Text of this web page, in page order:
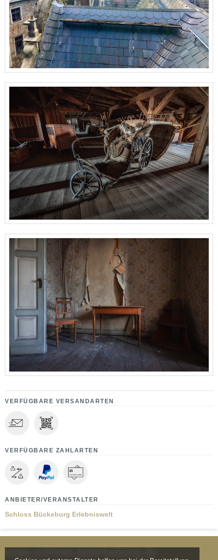
VERFÜGBARE VERSANDARTEN
VERFÜGBARE ZAHLARTEN
ANBIETER/VERANSTALTER
Schloss Bückeburg Erlebniswelt
www.schloss-bueckeburg.de